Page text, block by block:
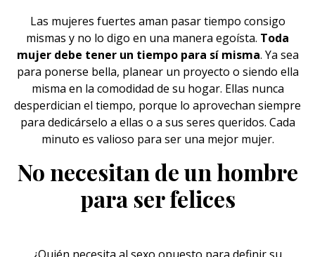
Las mujeres fuertes aman pasar tiempo consigo
mismas y no lo digo en una manera egoísta. Toda
mujer debe tener un tiempo para sí misma. Ya sea
para ponerse bella, planear un proyecto o siendo ella
misma en la comodidad de su hogar. Ellas nunca
desperdician el tiempo, porque lo aprovechan siempre
para dedicárselo a ellas o a sus seres queridos. Cada
minuto es valioso para ser una mejor mujer.
No necesitan de un hombre
para ser felices